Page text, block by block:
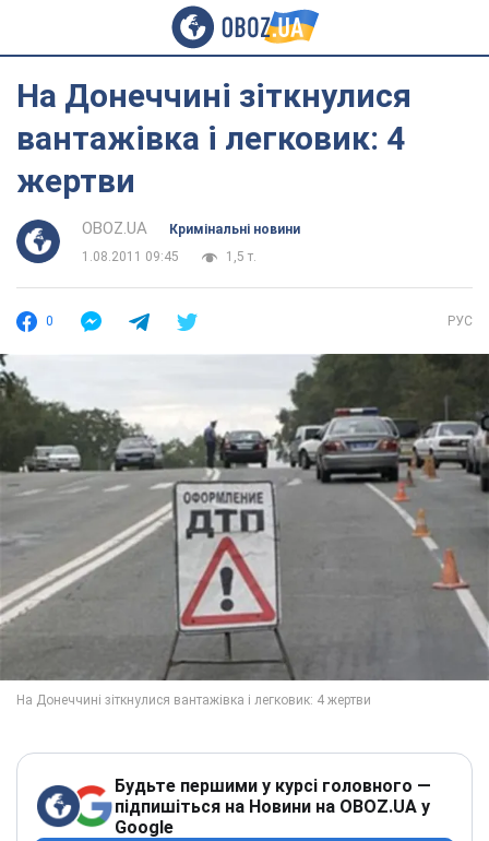
На Донеччині зіткнулися
вантажівка і легковик: 4
жертви
OBOZ.UA
Кримінальні новини
1.08.2011 09:45
1,5 т.
0 РУС
Будьте першими у курсі головного —
підпишіться на Новини на OBOZ.UA у
Google